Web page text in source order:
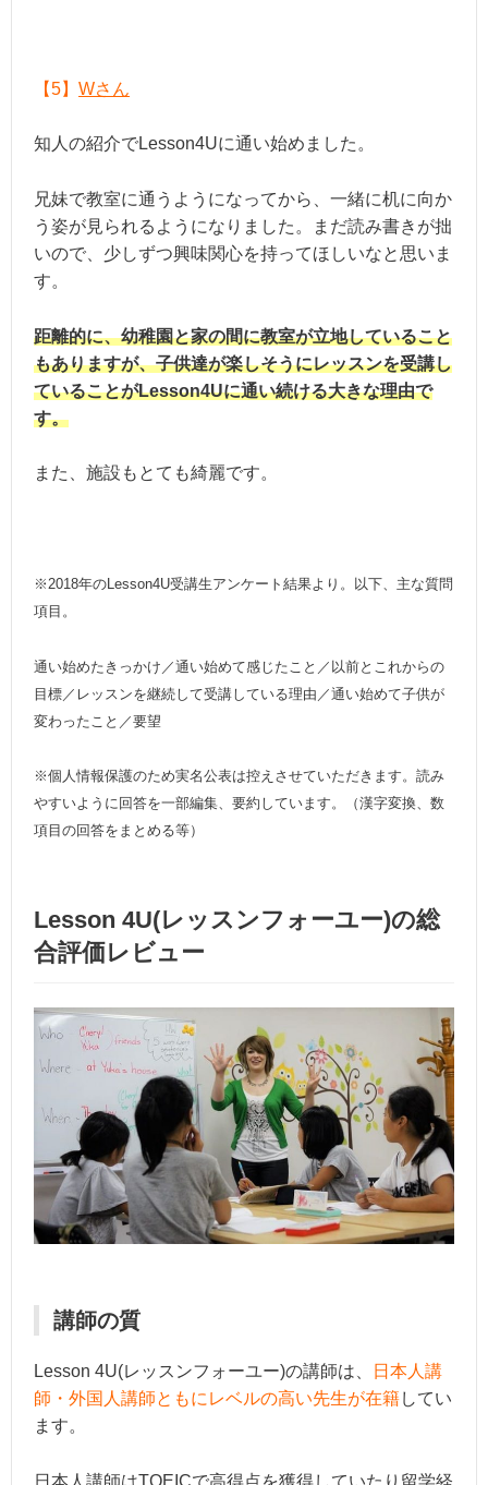
【5】 Wさん
知人の紹介でLesson4Uに通い始めました。
兄妹で教室に通うようになってから、一緒に机に向か
う姿が見られるようになりました。まだ読み書きが拙
いので、少しずつ興味関心を持ってほしいなと思いま
す。
距離的に、幼稚園と家の間に教室が立地していること
もありますが、子供達が楽しそうにレッスンを受講し
ていることがLesson4Uに通い続ける大きな理由で
す。
また、施設もとても綺麗です。
※2018年のLesson4U受講生アンケート結果より。以下、主な質問
項目。
通い始めたきっかけ／通い始めて感じたこと／以前とこれからの
目標／レッスンを継続して受講している理由／通い始めて子供が
変わったこと／要望
※個人情報保護のため実名公表は控えさせていただきます。読み
やすいように回答を一部編集、要約しています。（漢字変換、数
項目の回答をまとめる等）
Lesson 4U(レッスンフォーユー)の総
合評価レビュー
講師の質
Lesson 4U(レッスンフォーユー)の講師は、
日本人講
師・外国人講師ともにレベルの高い先生が在籍してい
ます。
日本人講師はTOEICで高得点を獲得していたり留学経